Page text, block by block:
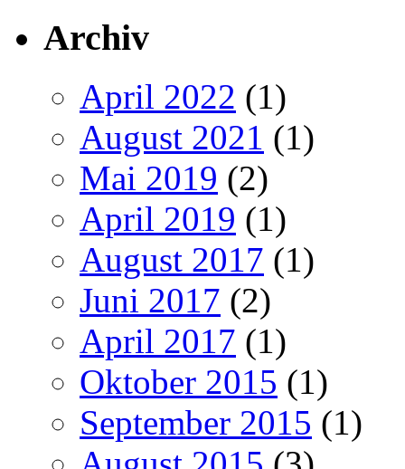
Archiv
April 2022 (1)
August 2021 (1)
Mai 2019 (2)
April 2019 (1)
August 2017 (1)
Juni 2017 (2)
April 2017 (1)
Oktober 2015 (1)
September 2015 (1)